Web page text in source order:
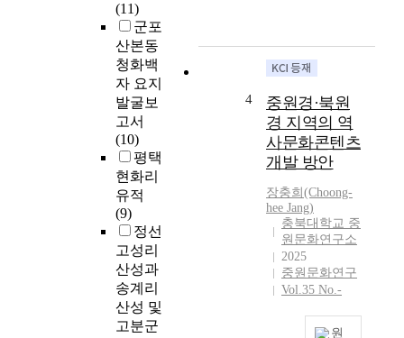
(11)
군포
산본동
청화백
자 요지
발굴보
고서
(10)
평택
현화리
유적
(9)
정선
고성리
산성과
송계리
산성 및
고분군
었
4
중원경·북원
경 지역의 역
사문화콘텐츠
개발 방안
장충희(Choong-
hee Jang)
충북대학교 중
원문화연구소
2025
중원문화연구
Vol.35 No.-
원